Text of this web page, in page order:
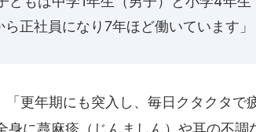
正社員になり7年ほど働いています」
更年期にも突入し、毎日クタクタで
身に蕁麻疹（じんましん）や耳の不調